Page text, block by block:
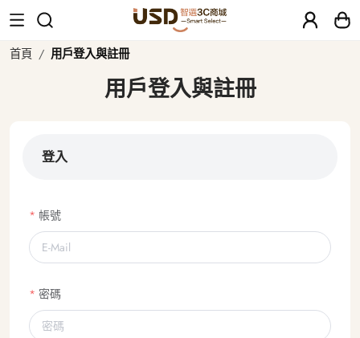
首頁 用戶登入與註冊
用戶登入與註冊
登入
帳號
密碼